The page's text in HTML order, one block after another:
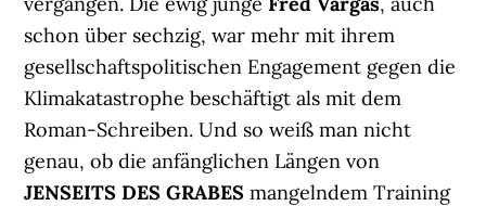
schon über sechzig, war mehr mit ihrem
gesellschaftspolitischen Engagement gegen die
Klimakatastrophe beschäftigt als mit dem
Roman-Schreiben. Und so weiß man nicht
genau, ob die anfänglichen Längen von
JENSEITS DES GRABES mangelndem Training